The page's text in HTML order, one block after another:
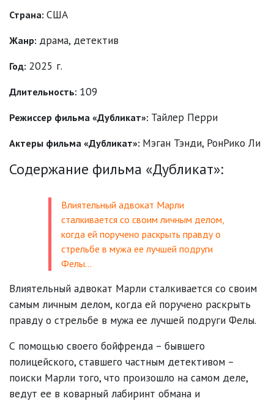
Страна: США
Жанр: драма, детектив
Год: 2025 г.
Длительность: 109
Режиссер фильма «Дубликат»: Тайлер Перри
Актеры фильма «Дубликат»: Мэган Тэнди, РонРико Ли
Содержание фильма «Дубликат»:
Влиятельный адвокат Марли
сталкивается со своим личным делом,
когда ей поручено раскрыть правду о
стрельбе в мужа ее лучшей подруги
Фелы…
Влиятельный адвокат Марли сталкивается со своим
самым личным делом, когда ей поручено раскрыть
правду о стрельбе в мужа ее лучшей подруги Фелы.
С помощью своего бойфренда – бывшего
полицейского, ставшего частным детективом –
поиски Марли того, что произошло на самом деле,
ведут ее в коварный лабиринт обмана и